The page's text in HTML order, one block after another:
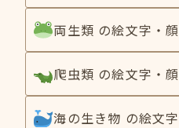
両生類 の絵文字・
爬虫類 の絵文字・
海の生き物 の絵文